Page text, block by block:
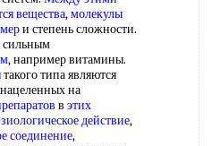
вещества,молекулы
и степень сложности.
сильным
, например витамины.
такого типа являются
на
в этих
действие,
соединение,